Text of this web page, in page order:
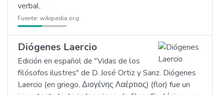
verbal.
Fuente: wikipedia.org
Diógenes Laercio
Edición en español de "Vidas de los
filósofos ilustres" de D. José Ortiz y Sanz. Diógenes
Laercio (en griego, Διογένης Λαέρτιος) (flor) fue un